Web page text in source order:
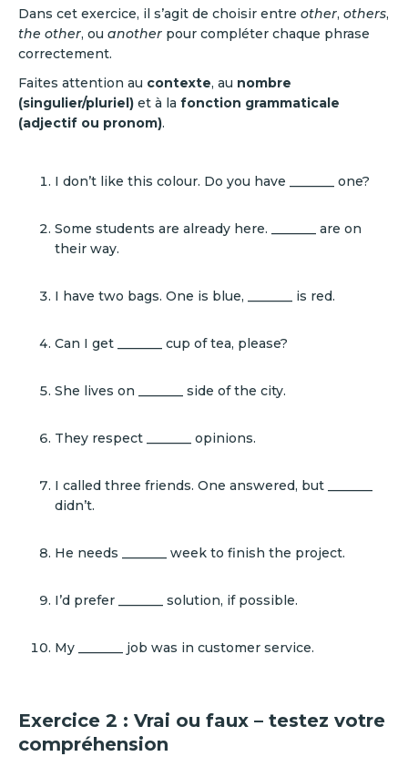
Dans cet exercice, il s’agit de choisir entre other, others,
the other, ou another pour compléter chaque phrase
correctement.
Faites attention au contexte, au nombre
(singulier/pluriel) et à la fonction grammaticale
(adjectif ou pronom).
I don’t like this colour. Do you have _______ one?
Some students are already here. _______ are on
their way.
I have two bags. One is blue, _______ is red.
Can I get _______ cup of tea, please?
She lives on _______ side of the city.
They respect _______ opinions.
I called three friends. One answered, but _______
didn’t.
He needs _______ week to finish the project.
I’d prefer _______ solution, if possible.
My _______ job was in customer service.
Exercice 2 : Vrai ou faux – testez votre
compréhension